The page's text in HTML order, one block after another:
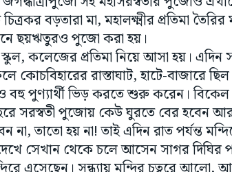
বড়তারা মা, মহালক্ষ্মীর প্রতিমা
ছয়ঋতুরও পুজো করা হয়।
স্কুল, কলেজের প্রতিমা নিয়ে আসা হয়।
রাস্তাঘাট, হাটে-বাজারে
পুণ্যার্থী ভিড় করতে শুরু করেন। বিকেল
সরস্বতী পুজোয় কেউ ঘুরতে বের হবেন
না, তাতো হয় না! তাই এদিন রাত পর্যন্ত
সেখান থেকে চলে আসেন সাগর দিঘির